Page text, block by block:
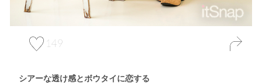
149
シアーな透け感とボウタイに恋する